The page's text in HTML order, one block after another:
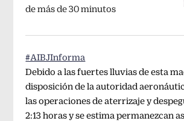
de más de 30 minutos
#AIBJInforma
Debido a las fuertes lluvias de esta
disposición de la autoridad
las operaciones de aterrizaje y
2:13 horas y se estima permanezcan